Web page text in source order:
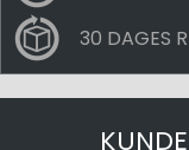
30 DAGES